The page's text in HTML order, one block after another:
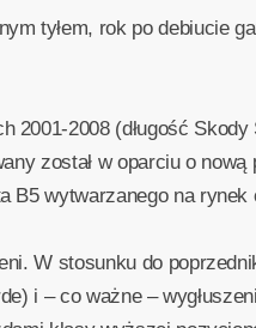
tyłem, rok po debiucie
2008 (długość
został w oparciu o nową
B5 wytwarzanego na rynek
W stosunku do
i – co ważne –